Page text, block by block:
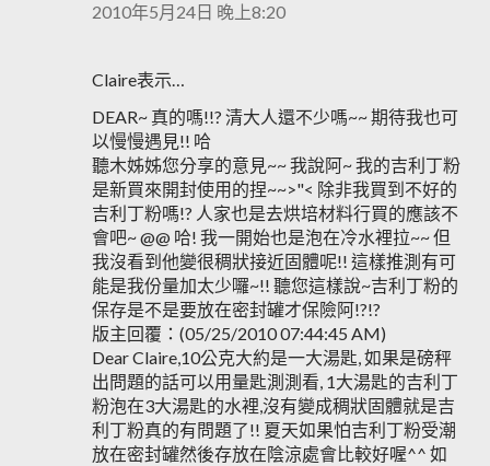
2010年5月24日 晚上8:20
Claire表示…
DEAR~ 真的嗎!!? 清大人還不少嗎~~ 期待我也可
以慢慢遇見!! 哈
聽木姊姊您分享的意見~~ 我說阿~ 我的吉利丁粉
是新買來開封使用的捏~~>"< 除非我買到不好的
吉利丁粉嗎!? 人家也是去烘培材料行買的應該不
會吧~ @@ 哈! 我一開始也是泡在冷水裡拉~~ 但
我沒看到他變很稠狀接近固體呢!! 這樣推測有可
能是我份量加太少囉~!! 聽您這樣說~吉利丁粉的
保存是不是要放在密封罐才保險阿!?!?
版主回覆：(05/25/2010 07:44:45 AM)
Dear Claire,10公克大約是一大湯匙, 如果是磅秤
出問題的話可以用量匙測測看, 1大湯匙的吉利丁
粉泡在3大湯匙的水裡,沒有變成稠狀固體就是吉
利丁粉真的有問題了!! 夏天如果怕吉利丁粉受潮
放在密封罐然後存放在陰涼處會比較好喔^^ 如